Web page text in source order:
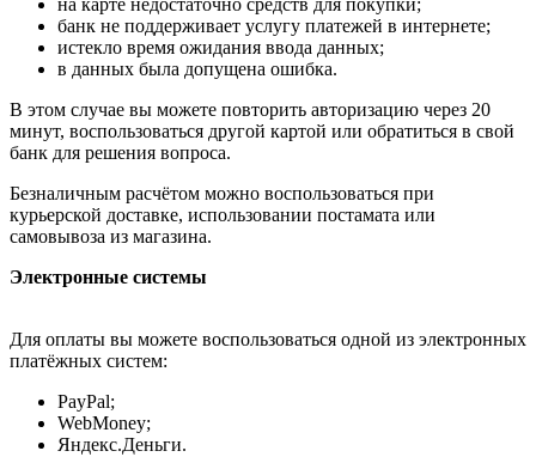
на карте недостаточно средств для покупки;
банк не поддерживает услугу платежей в интернете;
истекло время ожидания ввода данных;
в данных была допущена ошибка.
В этом случае вы можете повторить авторизацию через 20
минут, воспользоваться другой картой или обратиться в свой
банк для решения вопроса.
Безналичным расчётом можно воспользоваться при
курьерской доставке, использовании постамата или
самовывоза из магазина.
Электронные системы
Для оплаты вы можете воспользоваться одной из электронных
платёжных систем:
PayPal;
WebMoney;
Яндекс.Деньги.